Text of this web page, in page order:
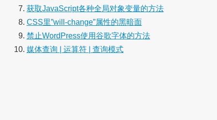
获取JavaScript各种全局对象变量的方法
CSS里”will-change”属性的黑暗面
禁止WordPress使用谷歌字体的方法
媒体查询 | 运算符 | 查询模式